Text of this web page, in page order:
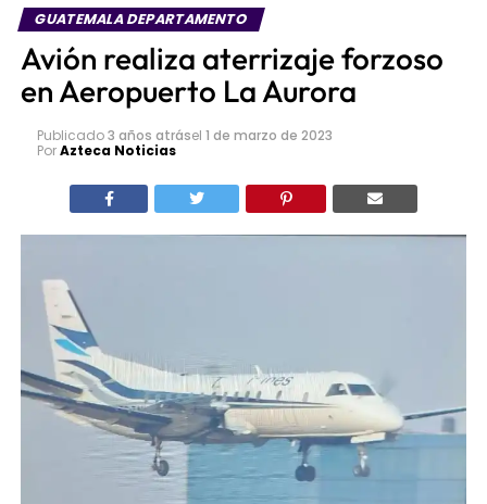
GUATEMALA DEPARTAMENTO
Avión realiza aterrizaje forzoso
en Aeropuerto La Aurora
Publicado3 años atrásel 1 de marzo de 2023
PorAzteca Noticias